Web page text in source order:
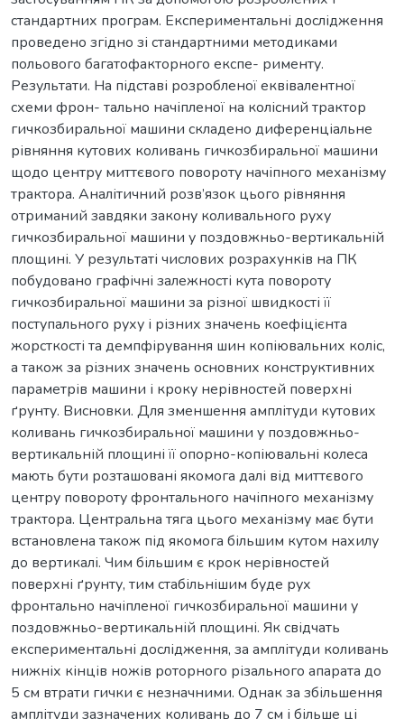
стандартних програм. Експериментальні дослідження
проведено згідно зі стандартними методиками
польового багатофакторного експе- рименту.
Результати. На підставі розробленої еквівалентної
схеми фрон- тально начіпленої на колісний трактор
гичкозбиральної машини складено диференціальне
рівняння кутових коливань гичкозбиральної машини
щодо центру миттєвого повороту начіпного механізму
трактора. Аналітичний розв’язок цього рівняння
отриманий завдяки закону коливального руху
гичкозбиральної машини у поздовжньо-вертикальній
площині. У результаті числових розрахунків на ПК
побудовано графічні залежності кута повороту
гичкозбиральної машини за різної швидкості її
поступального руху і різних значень коефіцієнта
жорсткості та демпфірування шин копіювальних коліс,
а також за різних значень основних конструктивних
параметрів машини і кроку нерівностей поверхні
ґрунту. Висновки. Для зменшення амплітуди кутових
коливань гичкозбиральної машини у поздовжньо-
вертикальній площині її опорно-копіювальні колеса
мають бути розташовані якомога далі від миттєвого
центру повороту фронтального начіпного механізму
трактора. Центральна тяга цього механізму має бути
встановлена також під якомога більшим кутом нахилу
до вертикалі. Чим більшим є крок нерівностей
поверхні ґрунту, тим стабільнішим буде рух
фронтально начіпленої гичкозбиральної машини у
поздовжньо-вертикальній площині. Як свідчать
експериментальні дослідження, за амплітуди коливань
нижніх кінців ножів роторного різального апарата до
5 см втрати гички є незначними. Однак за збільшення
амплітуди зазначених коливань до 7 см і більше ці